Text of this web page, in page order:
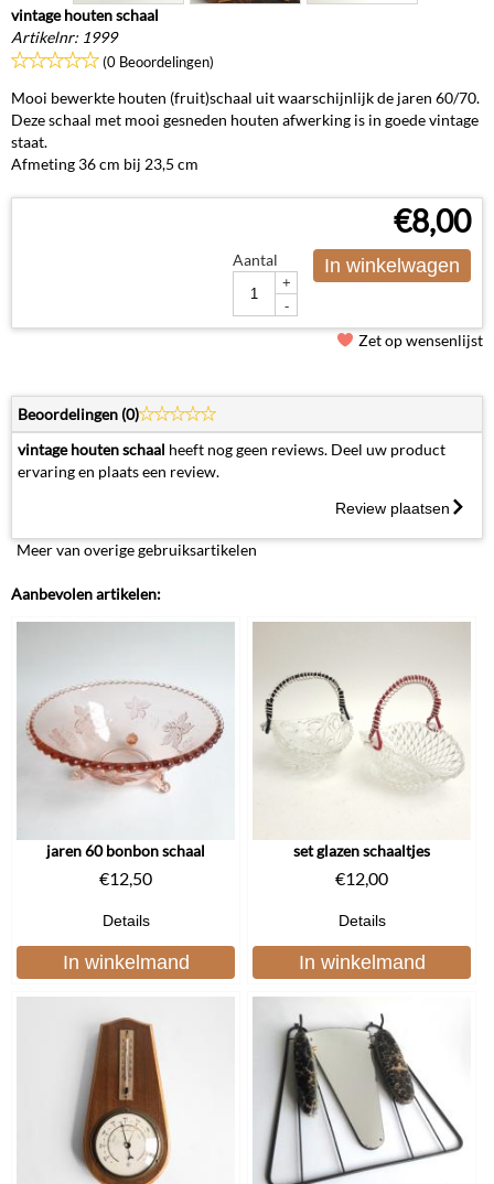
vintage houten schaal
Artikelnr: 1999
(0 Beoordelingen)
Mooi bewerkte houten (fruit)schaal uit waarschijnlijk de jaren 60/70.
Deze schaal met mooi gesneden houten afwerking is in goede vintage
staat.
Afmeting 36 cm bij 23,5 cm
€8,00
Aantal
+
-
In winkelwagen
Zet op wensenlijst
Beoordelingen (0)
vintage houten schaal heeft nog geen reviews. Deel uw product
ervaring en plaats een review.
Review plaatsen
Meer van overige gebruiksartikelen
Aanbevolen artikelen:
jaren 60 bonbon schaal
€12,50
Details
In winkelmand
set glazen schaaltjes
€12,00
Details
In winkelmand